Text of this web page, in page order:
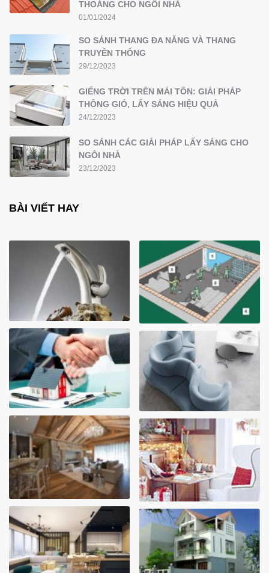
THOÁNG CHO NGÔI NHÀ
01/01/2024
SO SÁNH THANG ĐA NĂNG VÀ THANG
TRUYỀN THỐNG
29/12/2023
GIẾNG TRỜI TRÊN MÁI TÔN: GIẢI PHÁP
THÔNG GIÓ, LẤY SÁNG HIỆU QUẢ
24/12/2023
SO SÁNH CÁC GIẢI PHÁP LẤY SÁNG CHO
NGÔI NHÀ
23/12/2023
BÀI VIẾT HAY